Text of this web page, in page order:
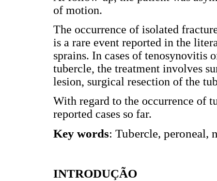
of motion.
The occurrence of isolated
is a rare event reported in the
sprains. In cases of tenosynovitis
tubercle, the treatment involves
lesion, surgical resection of the
With regard to the occurrence of
reported cases so far.
Key words: Tubercle, peroneal,
INTRODUÇÃO